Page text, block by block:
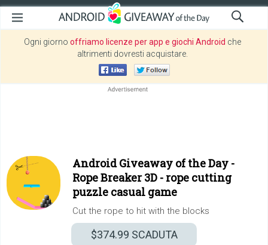
Ogni giorno offriamo licenze per app e giochi Android che
altrimenti dovresti acquistare.
Android Giveaway of the Day -
Rope Breaker 3D - rope cutting
puzzle casual game
Cut the rope to hit with the blocks
$374.99 SCADUTA